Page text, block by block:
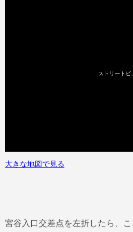
大きな地図で見る
宮谷入口交差点を左折したら、